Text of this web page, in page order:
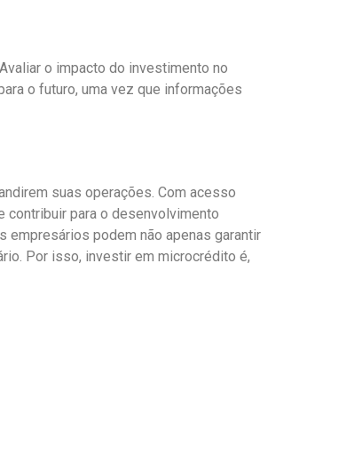
o impacto do investimento no
o futuro, uma vez que informações
suas operações. Com acesso
para o desenvolvimento
empresários podem não apenas garantir
Por isso, investir em microcrédito é,